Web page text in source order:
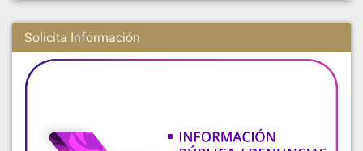
Solicita Información